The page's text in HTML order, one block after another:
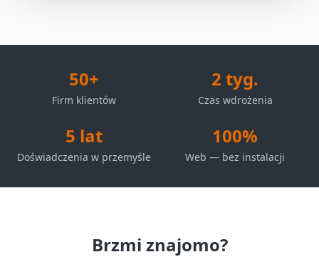
50+
Firm klientów
2 tyg.
Czas wdrożenia
5 lat
Doświadczenia w przemyśle
100%
Web — bez instalacji
Brzmi znajomo?